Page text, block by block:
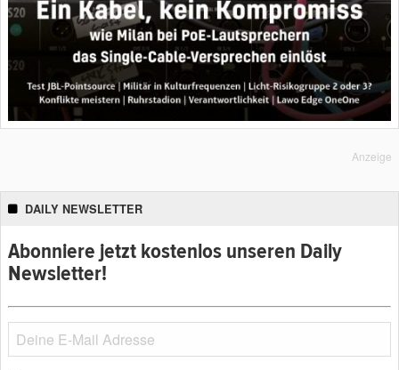
Anzeige
DAILY NEWSLETTER
Abonniere jetzt kostenlos unseren Daily
Newsletter!